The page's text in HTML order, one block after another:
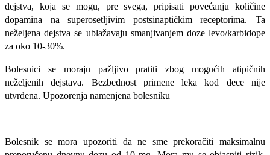
dejstva, koja se mogu, pre svega, pripisati povećanju količine
dopamina na superosetljivim postsinaptičkim receptorima. Ta
neželjena dejstva se ublažavaju smanjivanjem doze levo/karbidope
za oko 10-30%.
Bolesnici se moraju pažljivo pratiti zbog mogućih atipičnih
neželjenih dejstava. Bezbednost primene leka kod dece nije
utvrđena. Upozorenja namenjena bolesniku
Bolesnik se mora upozoriti da ne sme prekoračiti maksimalnu